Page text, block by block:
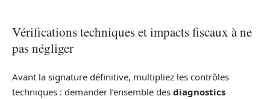
Vérifications techniques et impacts fiscaux à ne
pas négliger
Avant la signature définitive, multipliez les contrôles
techniques : demander l’ensemble des diagnostics